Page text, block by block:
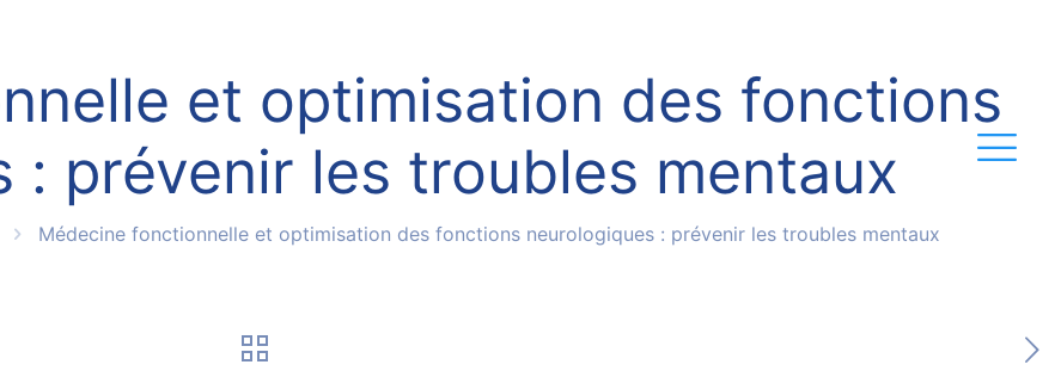
et optimisation des fonctions
: prévenir les troubles mentaux
Médecine fonctionnelle et optimisation des fonctions neurologiques : prévenir les troubles mentaux